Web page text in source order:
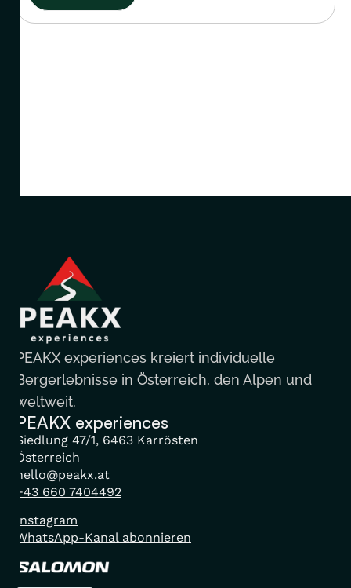
PEAKX experiences kreiert individuelle
Bergerlebnisse in Österreich, den Alpen und
weltweit.
PEAKX experiences
Siedlung 47/1, 6463 Karrösten
Österreich
hello@peakx.at
+43 660 7404492
Instagram
WhatsApp-Kanal abonnieren